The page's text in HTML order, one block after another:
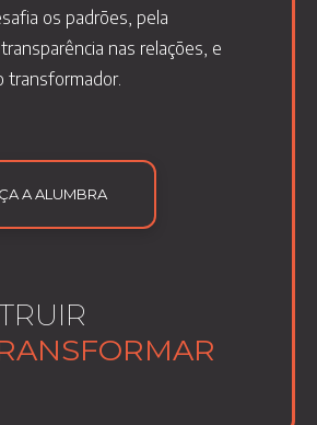
os padrões, pela
nas relações, e
transformador.
A ALUMBRA